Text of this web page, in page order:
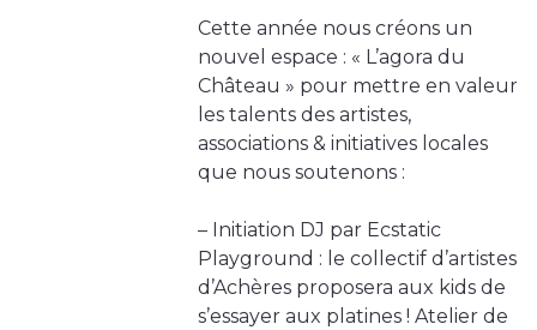
Cette année nous créons un
nouvel espace : « L’agora du
Château » pour mettre en valeur
les talents des artistes,
associations & initiatives locales
que nous soutenons :
– Initiation DJ par Ecstatic
Playground : le collectif d’artistes
d’Achères proposera aux kids de
s’essayer aux platines ! Atelier de